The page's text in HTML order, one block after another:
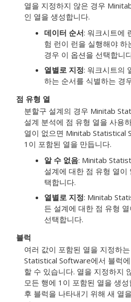
열을 지정하지 않은 경우
인 열을 생성합니다.
데이터 순서: 워크시트에
험 런이 런을 실행해야
경우 이 옵션을 선택합니
열별로 지정: 워크시트의
하는 순서를 식별하는 경
점 유형 열
분할구 설계의 경우 Minitab
설계 분석에 점 유형 열을 사용
열이 없으면 Minitab Statistical
1이 포함된 열을 만듭니다.
알 수 없음: Minitab
설계에 대한 점 유형 열이
택합니다.
열별로 지정: Minitab
든 설계에 대한 점 유형
선택합니다.
블럭
여러 값이 포함된 열을 지정하
Statistical Software에서 블럭
할 수 있습니다. 열을 지정하지
모든 행에 1이 포함된 열을 생
후 블럭을 나타내기 위해 새 열